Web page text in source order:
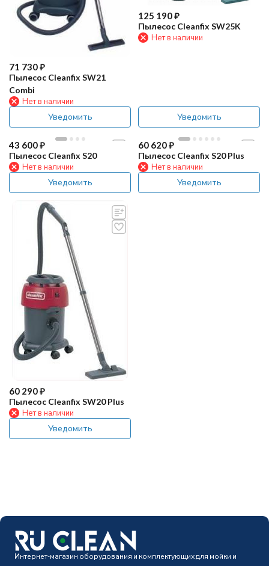
71 730₽
Пылесос Cleanfix SW21
Combi
Нет в наличии
Уведомить
125 190₽
Пылесос Cleanfix SW25K
Нет в наличии
Уведомить
43 600₽
Пылесос Cleanfix S20
Нет в наличии
Уведомить
60 620₽
Пылесос Cleanfix S20 Plus
Нет в наличии
Уведомить
60 290₽
Пылесос Cleanfix SW20 Plus
Нет в наличии
Уведомить
Интернет-магазин оборудования и комплектующих для мойки и